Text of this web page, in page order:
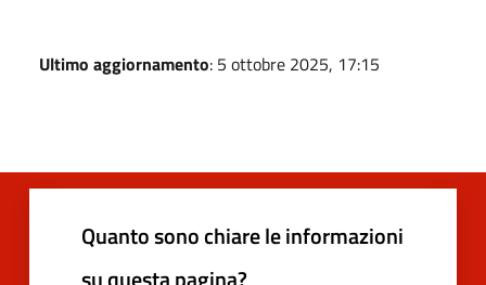
Ultimo aggiornamento: 5 ottobre 2025, 17:15
Quanto sono chiare le informazioni